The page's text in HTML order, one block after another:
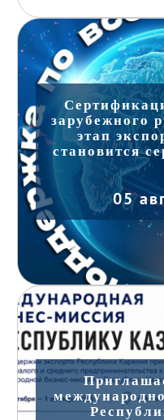
зарубежного
этап
становится
05